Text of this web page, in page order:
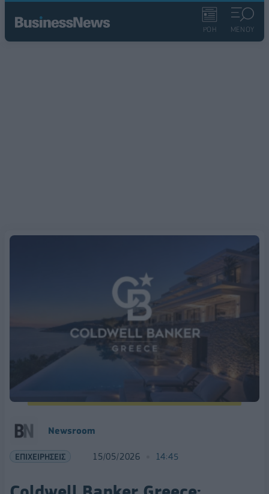
ΡΟΗ ΜΕΝΟΥ
Νewsroom
ΕΠΙΧΕΙΡΗΣΕΙΣ 15/05/2026 14:45